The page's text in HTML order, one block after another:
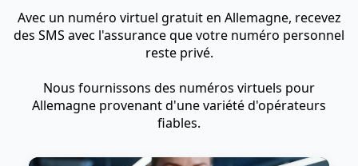
Avec un numéro virtuel gratuit en Allemagne, recevez
des SMS avec l'assurance que votre numéro personnel
reste privé.
Nous fournissons des numéros virtuels pour
Allemagne provenant d'une variété d'opérateurs
fiables.